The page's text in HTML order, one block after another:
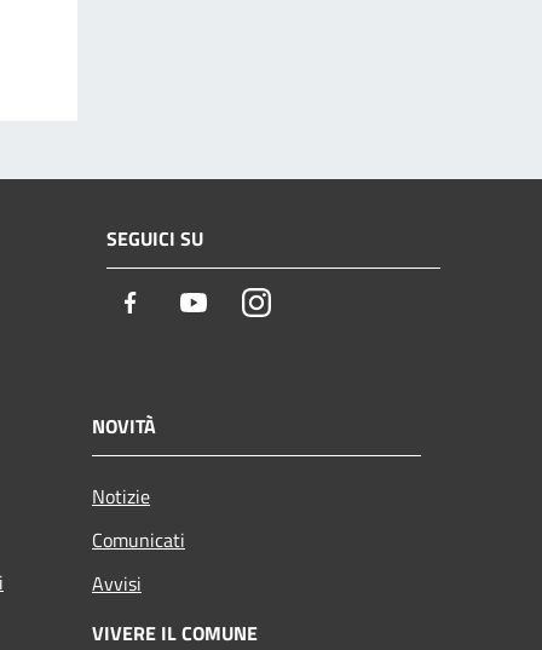
SEGUICI SU
Facebook YoutubeInstagram
NOVITÀ
Notizie
Comunicati
Avvisi
VIVERE IL COMUNE